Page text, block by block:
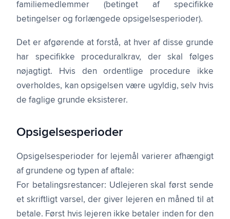
familiemedlemmer (betinget af specifikke
betingelser og forlængede opsigelsesperioder).
Det er afgørende at forstå, at hver af disse grunde
har specifikke proceduralkrav, der skal følges
nøjagtigt. Hvis den ordentlige procedure ikke
overholdes, kan opsigelsen være ugyldig, selv hvis
de faglige grunde eksisterer.
Opsigelsesperioder
Opsigelsesperioder for lejemål varierer afhængigt
af grundene og typen af aftale:
For betalings­restancer: Udlejeren skal først sende
et skriftligt varsel, der giver lejeren en måned til at
betale. Først hvis lejeren ikke betaler inden for den